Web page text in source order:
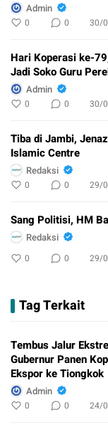
Admin
0 0 30/
Hari Koperasi ke-
Jadi Soko Guru
Admin
0 0 30/
Tiba di Jambi,
Islamic Centre
Redaksi
0 0 29/
Sang Politisi, HM
Redaksi
0 0 29/
Tag Terkait
Tembus Jalur
Gubernur Panen
Ekspor ke Tiongkok
Admin
0 0 24/